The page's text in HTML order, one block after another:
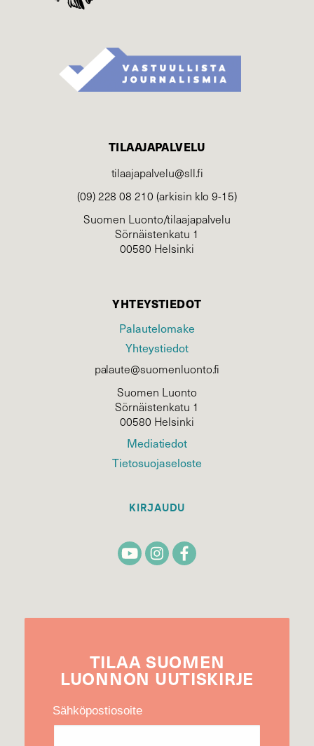
TILAAJAPALVELU
tilaajapalvelu@sll.fi
(09) 228 08 210 (arkisin klo 9-15)
Suomen Luonto/tilaajapalvelu
Sörnäistenkatu 1
00580 Helsinki
YHTEYSTIEDOT
Palautelomake
Yhteystiedot
palaute@suomenluonto.fi
Suomen Luonto
Sörnäistenkatu 1
00580 Helsinki
Mediatiedot
Tietosuojaseloste
KIRJAUDU
TILAA SUOMEN
LUONNON UUTIS­KIRJE
Sähköpostiosoite